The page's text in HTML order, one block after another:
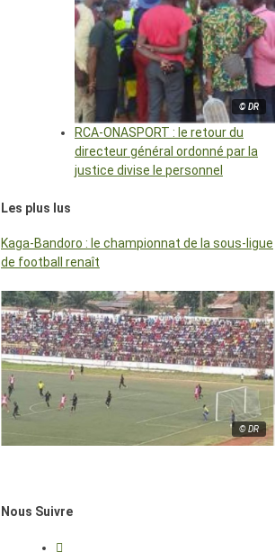
© DR
RCA-ONASPORT : le retour du
directeur général ordonné par la
justice divise le personnel
Les plus lus
Kaga-Bandoro : le championnat de la sous-ligue
de football renaît
© DR
Nous Suivre